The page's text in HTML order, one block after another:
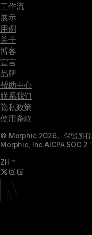
工作流
展示
用例
关于
博客
宣言
品牌
帮助中心
联系我们
隐私政策
使用条款
© Morphic 2026。保留所
Morphic, Inc.AICPA SOC 2
ZH